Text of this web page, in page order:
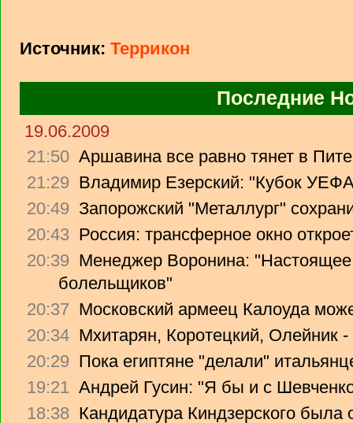
Источник: Террикон
Последние
19.06.2009
21:50 Аршавина все равно тянет в
21:29 Владимир Езерский: "Кубок
20:49 Запорожский "Металлург"
20:43 Россия: трансферное окно
20:39 Менеджер Воронина: "Настоящее
болельщиков"
20:37 Московский армеец Калоуда
20:34 Мхитарян, Коротецкий, Олейник -
20:29 Пока египтяне "делали"
19:21 Андрей Гусин: "Я бы и с
18:38 Кандидатура Киндзерского была